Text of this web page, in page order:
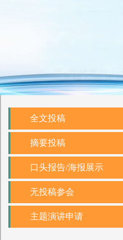
全文投稿
摘要投稿
口头报告/海报展示
无投稿参会
主题演讲申请